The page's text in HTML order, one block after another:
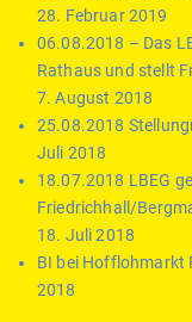
28. Februar 2019
06.08.2018 – Das
Rathaus und stellt
7. August 2018
25.08.2018
Juli 2018
18.07.2018 LBEG
Friedrichhall/
18. Juli 2018
BI bei Hofflohmarkt
2018